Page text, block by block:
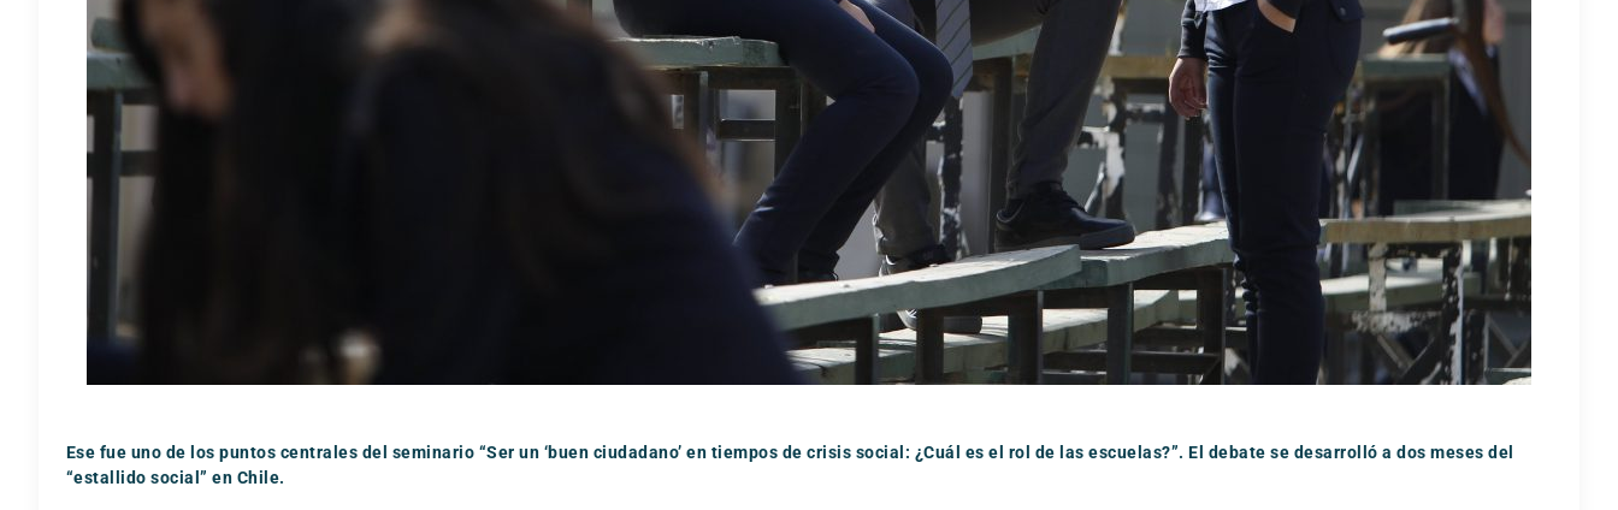
Ese fue uno de los puntos centrales del seminario “Ser un ‘buen ciudadano’ en tiempos de crisis social: ¿Cuál es el rol de las escuelas?”. El debate se desarrolló a dos meses del
“estallido social” en Chile.